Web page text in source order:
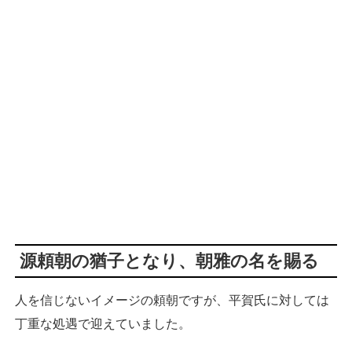
源頼朝の猶子となり、朝雅の名を賜る
人を信じないイメージの頼朝ですが、平賀氏に対しては
丁重な処遇で迎えていました。